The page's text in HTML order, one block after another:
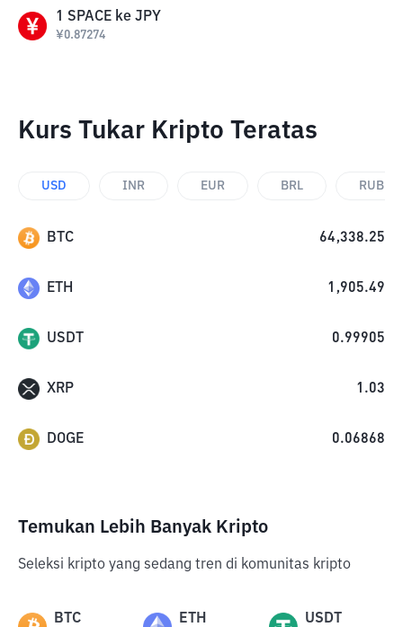
1 SPACE ke JPY
¥0.87274
Kurs Tukar Kripto Teratas
USD INR EUR BRL RUB
BTC 64,338.25
ETH 1,905.49
USDT 0.99905
XRP 1.03
DOGE 0.06868
Temukan Lebih Banyak Kripto
Seleksi kripto yang sedang tren di komunitas kripto
BTC ETH USDT